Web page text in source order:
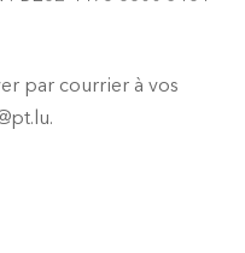
par courrier à vos